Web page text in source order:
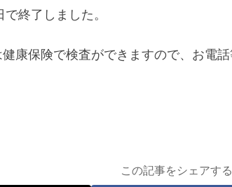
終了しました。
康保険で検査ができますので、お電
この記事をシェアする